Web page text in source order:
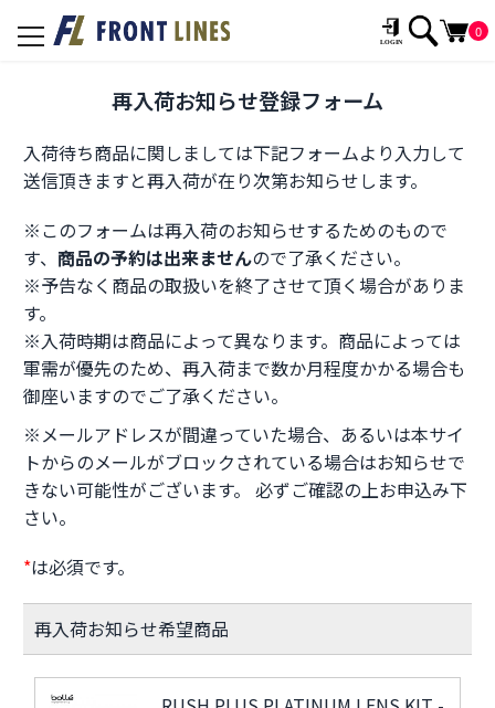
toggle
0
再入荷お知らせ登録フォーム
入荷待ち商品に関しましては下記フォームより入力して
送信頂きますと再入荷が在り次第お知らせします。
※このフォームは再入荷のお知らせするためのもので
す、 商品の予約は出来ませんので了承ください。
※予告なく商品の取扱いを終了させて頂く場合がありま
す。
※入荷時期は商品によって異なります。商品によっては
軍需が優先のため、再入荷まで数か月程度かかる場合も
御座いますのでご了承ください。
※メールアドレスが間違っていた場合、あるいは本サイ
トからのメールがブロックされている場合はお知らせで
きない可能性がございます。 必ずご確認の上お申込み下
さい。
*は必須です。
再入荷お知らせ希望商品